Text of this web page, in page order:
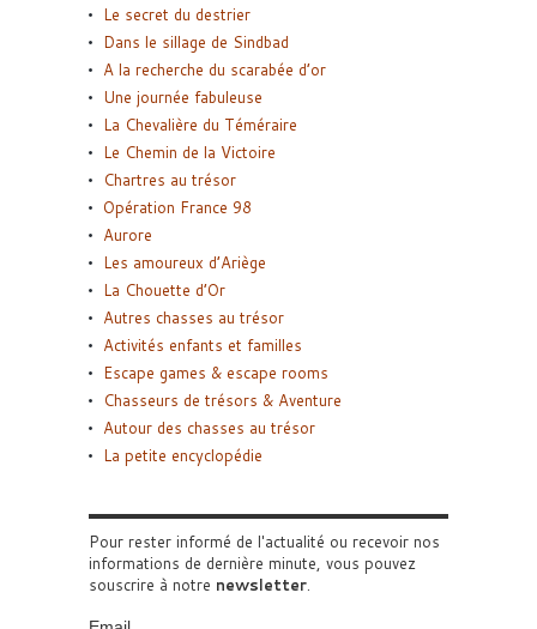
Le secret du destrier
Dans le sillage de Sindbad
A la recherche du scarabée d’or
Une journée fabuleuse
La Chevalière du Téméraire
Le Chemin de la Victoire
Chartres au trésor
Opération France 98
Aurore
Les amoureux d’Ariège
La Chouette d’Or
Autres chasses au trésor
Activités enfants et familles
Escape games & escape rooms
Chasseurs de trésors & Aventure
Autour des chasses au trésor
La petite encyclopédie
Pour rester informé de l'actualité ou recevoir nos
informations de dernière minute, vous pouvez
souscrire à notre newsletter.